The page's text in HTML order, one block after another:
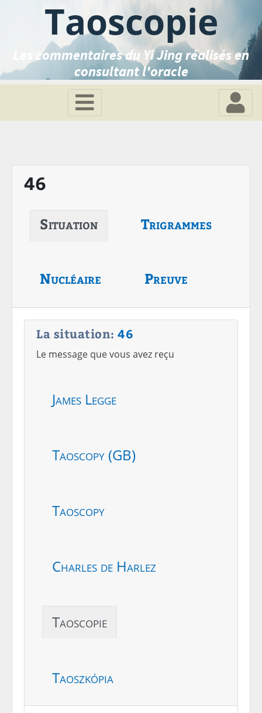
Taoscopie
Les commentaires du Yi Jing réalisés en
consultant l'oracle
46
Situation Trigrammes
Nucléaire Preuve
La situation: 46
Le message que vous avez reçu
James Legge
Taoscopy (GB)
Taoscopy
Charles de Harlez
Taoscopie
Taoszkópia